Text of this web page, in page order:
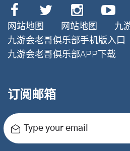
网站地图
网站地图
九
九游会老哥俱乐部手机版入口
九游会老哥俱乐部APP下载
订阅邮箱
Type your email